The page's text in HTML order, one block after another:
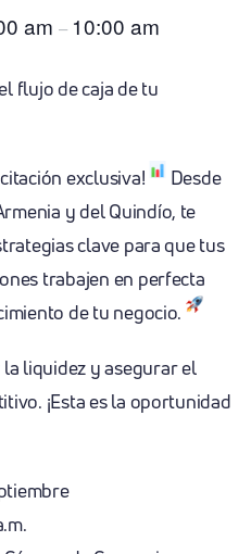
am – 10:00 am
flujo de caja de tu
exclusiva!
Desde
y del Quindío, te
clave para que tus
trabajen en perfecta
de tu negocio.
liquidez y asegurar el
¡Esta es la oportunidad